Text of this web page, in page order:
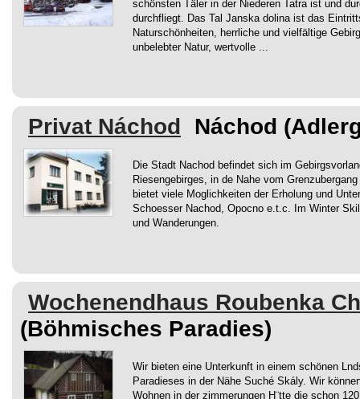
schönsten Täler in der Niederen Tatra ist und
durchfliegt. Das Tal Janska dolina ist das
Naturschönheiten, herrliche und vielfältige
unbelebter Natur, wertvolle ...
Privat Náchod Náchod
Die Stadt Nachod befindet sich im
Riesengebirges, in de Nahe vom
bietet viele Moglichkeiten der Erholung und
Schoesser Nachod, Opocno e.t.c. Im Winter
und Wanderungen.
Wochenendhaus Roubenka
(Böhmisches Paradies)
Wir bieten eine Unterkunft in einem schönen
Paradieses in der Nähe Suché Skály. Wir
Wohnen in der zimmerungen H¨tte die schon